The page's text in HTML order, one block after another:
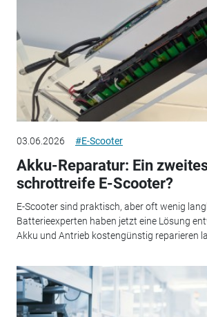
03.06.2026 #E-Scooter
Akku-Reparatur: Ein
schrottreife E-Scooter?
E-Scooter sind praktisch, aber oft wenig
Batterieexperten haben jetzt eine Lösung
Akku und Antrieb kostengünstig reparieren